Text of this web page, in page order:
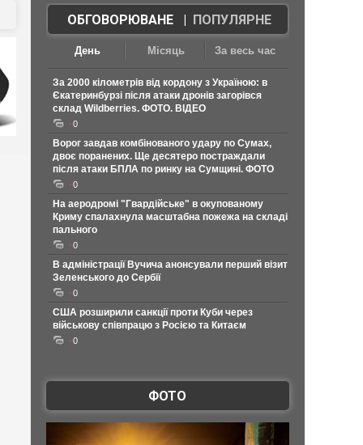
ОБГОВОРЮВАНЕ| ПОПУЛЯРНЕ
День Місяць За весь час
За 2000 кілометрів від кордону з Україною: в
Єкатеринбурзі після атаки дронів загорівся
склад Wildberries. ФОТО. ВІДЕО
0
Ворог завдав комбінованого удару по Сумах,
двоє поранених. Ще десятеро постраждали
після атаки БПЛА по ринку на Сумщині. ФОТО
0
На аеродромі "Гвардійське" в окупованому
Криму спалахнула масштабна пожежа на складі
пального
0
В адміністрації Вучича анонсували перший візит
Зеленського до Сербії
0
США розширили санкції проти Куби через
військову співпрацю з Росією та Китаєм
0
ФОТО